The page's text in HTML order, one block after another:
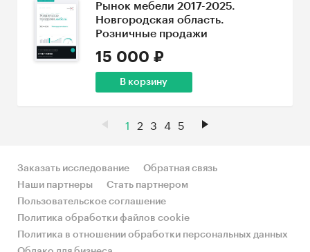
Рынок мебели 2017-2025.
Новгородская область.
Розничные продажи
15 000 ₽
В корзину
1 2 3 4 5
Заказать исследование
Обратная связь
Наши партнеры
Стать партнером
Пользовательское соглашение
Политика обработки файлов cookie
Политика в отношении обработки персональных данных